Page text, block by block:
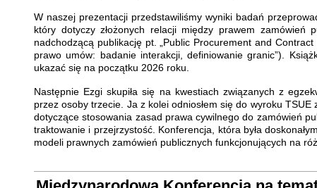
W naszej prezentacji przedstawiliśmy wyniki badań
który dotyczy złożonych relacji między prawem
nadchodzącą publikację pt. „Public Procurement and
prawo umów: badanie interakcji, definiowanie granic”).
ukazać się na początku 2026 roku.
Następnie Ezgi skupiła się na kwestiach związanych z
przez osoby trzecie. Ja z kolei odniosłem się do wyroku
dotyczące stosowania zasad prawa cywilnego do zamówień
traktowanie i przejrzystość. Konferencja, która była
modeli prawnych zamówień publicznych funkcjonujących na